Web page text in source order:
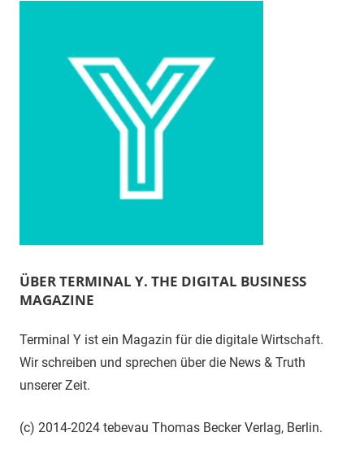
ÜBER TERMINAL Y. THE DIGITAL BUSINESS
MAGAZINE
Terminal Y ist ein Magazin für die digitale Wirtschaft.
Wir schreiben und sprechen über die News & Truth
unserer Zeit.
(c) 2014-2024 tebevau Thomas Becker Verlag, Berlin.